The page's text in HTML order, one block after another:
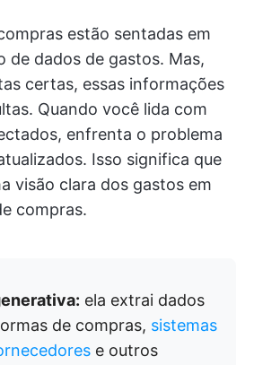
estão sentadas em
de dados de gastos. Mas,
certas, essas informações
Quando você lida com
enfrenta o problema
Isso significa que
visão clara dos gastos em
compras.
ela extrai dados
de compras, sistemas
e outros